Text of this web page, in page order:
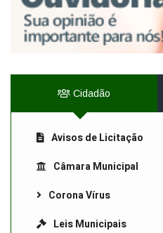
Cidadão
Avisos de Licitação
Câmara Municipal
Corona Vírus
Leis Municipais